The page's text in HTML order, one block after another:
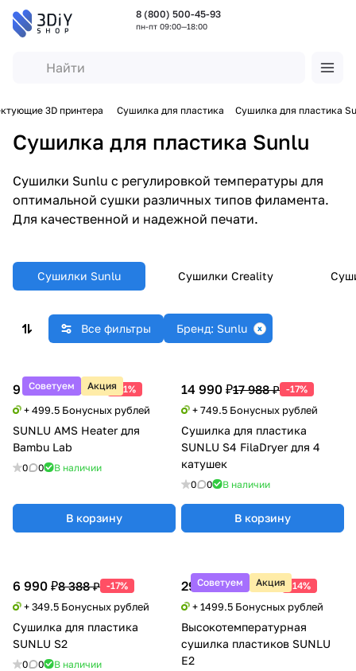
8 (800) 500-45-93
пн-пт 09:00—18:00
3D принтера Сушилка для пластика Сушилка для пластика
Сушилка для пластика Sunlu
Сушилки Sunlu с регулировкой температуры для
оптимальной сушки различных типов филамента.
Для качественной и надежной печати.
Сушилки Sunlu Сушилки Creality
Все фильтры Бренд: Sunlu
Советуем Акция
9 990 ₽20 388 ₽ -51%
+ 499.5 Бонусных рублей
SUNLU AMS Heater для
Bambu Lab
0 0 В наличии
В корзину
14 990 ₽17 988 ₽ -17%
+ 749.5 Бонусных рублей
Сушилка для пластика
SUNLU S4 FilaDryer для 4
катушек
0 0 В наличии
В корзину
6 990 ₽8 388 ₽ -17%
+ 349.5 Бонусных рублей
Сушилка для пластика
SUNLU S2
0 0 В наличии
Советуем Акция
29 990 ₽34 788 ₽ -14%
+ 1499.5 Бонусных рублей
Высокотемпературная
сушилка пластиков SUNLU
E2